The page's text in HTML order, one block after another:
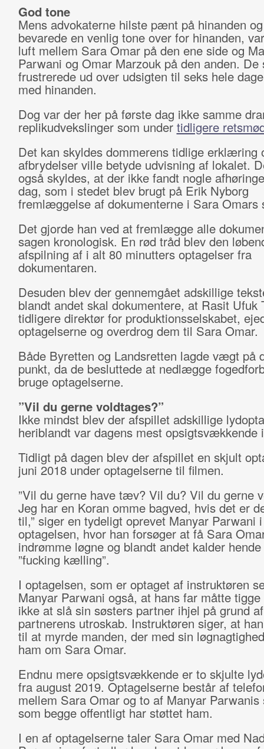
God tone
Mens advokaterne hilste pænt på hinanden
bevarede en venlig tone over for hinanden,
luft mellem Sara Omar på den ene side og
Parwani og Omar Marzouk på den anden.
frustrerede ud over udsigten til seks hele
med hinanden.
Dog var der her på første dag ikke samme
replikudvekslinger som under tidligere
Det kan skyldes dommerens tidlige erklæring
afbrydelser ville betyde udvisning af lokalet.
også skyldes, at der ikke fandt nogle
dag, som i stedet blev brugt på Erik Nyborg
fremlæggelse af dokumenterne i Sara Omars
Det gjorde han ved at fremlægge alle
sagen kronologisk. En rød tråd blev den
afspilning af i alt 80 minutters optagelser fra
dokumentaren.
Desuden blev der gennemgået adskillige
blandt andet skal dokumentere, at Rasit Ufuk
tidligere direktør for produktionsselskabet,
optagelserne og overdrog dem til Sara Omar.
Både Byretten og Landsretten lagde vægt på
punkt, da de besluttede at nedlægge
bruge optagelserne.
”Vil du gerne voldtages?”
Ikke mindst blev der afspillet adskillige
heriblandt var dagens mest opsigtsvækkende
Tidligt på dagen blev der afspillet en skjult
juni 2018 under optagelserne til filmen.
”Vil du gerne have tæv? Vil du? Vil du gerne
Jeg har en Koran omme bagved, hvis det er
til,” siger en tydeligt oprevet Manyar Parwani i
optagelsen, hvor han forsøger at få Sara
indrømme løgne og blandt andet kalder
”fucking kælling”.
I optagelsen, som er optaget af instruktøren
Manyar Parwani også, at hans far måtte
ikke at slå sin søsters partner ihjel på grund af
partnerens utroskab. Instruktøren siger, at
til at myrde manden, der med sin
ham om Sara Omar.
Endnu mere opsigtsvækkende er to skjulte
fra august 2019. Optagelserne består af
mellem Sara Omar og to af Manyar Parwanis
som begge offentligt har støttet ham.
I en af optagelserne taler Sara Omar med